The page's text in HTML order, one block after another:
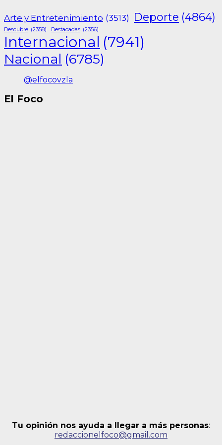
Arte y Entretenimiento (3513) Deporte (4864)
Descubre (2358) Destacadas (2356)
Internacional (7941)
Nacional (6785)
@elfocovzla
El Foco
Tu opinión nos ayuda a llegar a más personas:
redaccionelfoco@gmail.com